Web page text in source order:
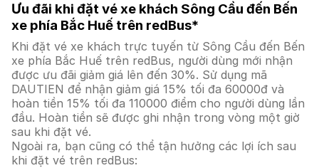
Ưu đãi khi đặt vé xe khách Sông Cầu đến Bến
xe phía Bắc Huế trên redBus*
Khi đặt vé xe khách trực tuyến từ Sông Cầu đến Bến
xe phía Bắc Huế trên redBus, người dùng mới nhận
được ưu đãi giảm giá lên đến 30%. Sử dụng mã
DAUTIEN để nhận giảm giá 15% tối đa 60000đ và
hoàn tiền 15% tối đa 110000 điểm cho người dùng lần
đầu. Hoàn tiền sẽ được ghi nhận trong vòng một giờ
sau khi đặt vé.
Ngoài ra, bạn cũng có thể tận hưởng các lợi ích sau
khi đặt vé trên redBus: